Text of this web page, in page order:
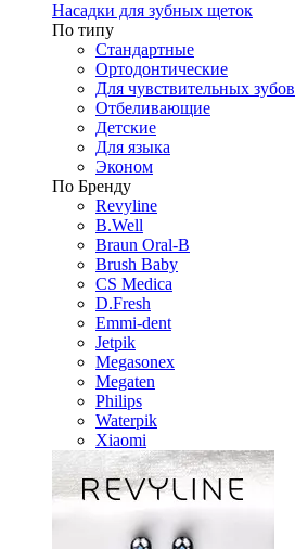
Насадки для зубных щеток
По типу
Стандартные
Ортодонтические
Для чувствительных зубов
Отбеливающие
Детские
Для языка
Эконом
По Бренду
Revyline
B.Well
Braun Oral-B
Brush Baby
CS Medica
D.Fresh
Emmi-dent
Jetpik
Megasonex
Megaten
Philips
Waterpik
Xiaomi